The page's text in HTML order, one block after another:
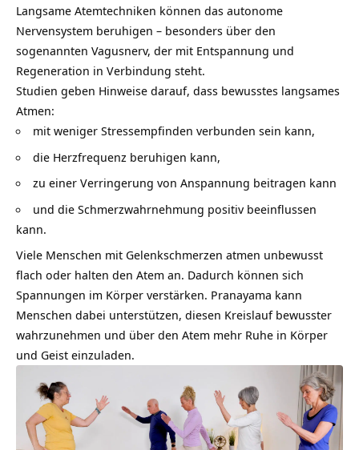
Langsame Atemtechniken können das autonome
Nervensystem beruhigen – besonders über den
sogenannten Vagusnerv, der mit Entspannung und
Regeneration in Verbindung steht.
Studien geben Hinweise darauf, dass bewusstes langsames
Atmen:
mit weniger Stressempfinden verbunden sein kann,
die Herzfrequenz beruhigen kann,
zu einer Verringerung von Anspannung beitragen kann
und die Schmerzwahrnehmung positiv beeinflussen
kann.
Viele Menschen mit Gelenkschmerzen atmen unbewusst
flach oder halten den Atem an. Dadurch können sich
Spannungen im Körper verstärken. Pranayama kann
Menschen dabei unterstützen, diesen Kreislauf bewusster
wahrzunehmen und über den Atem mehr Ruhe in Körper
und Geist einzuladen.